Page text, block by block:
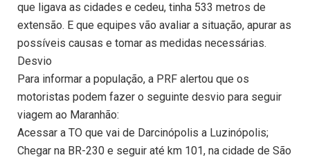
que ligava as cidades e cedeu, tinha 533 metros de
extensão. E que equipes vão avaliar a situação, apurar as
possíveis causas e tomar as medidas necessárias.
Desvio
Para informar a população, a PRF alertou que os
motoristas podem fazer o seguinte desvio para seguir
viagem ao Maranhão:
Acessar a TO que vai de Darcinópolis a Luzinópolis;
Chegar na BR-230 e seguir até km 101, na cidade de São